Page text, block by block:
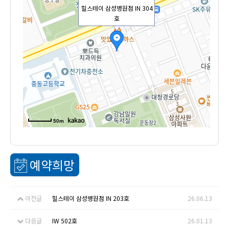
힐스테이 삼성병원점 IN 304
호
50m
예약희망
이전글 힐스테이 삼성병원점 IN 203호 26.06.13
다음글 IW 502호 26.01.13